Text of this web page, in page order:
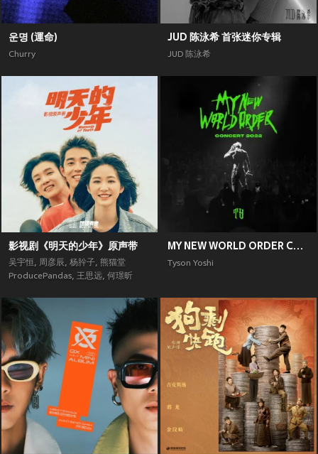
운명 (運命)
Churry
JUD 陈泳希 首张迷你专辑
JUD 陈泳希
影视剧《明天的少年》原声带
吴宇恒, 周彦辰, 杨肸子, 熊猫堂
ProducePandas, 王思远, 何璟昕
MY NEW WORLD ORDER CONCERT 2022
Tyson Yoshi